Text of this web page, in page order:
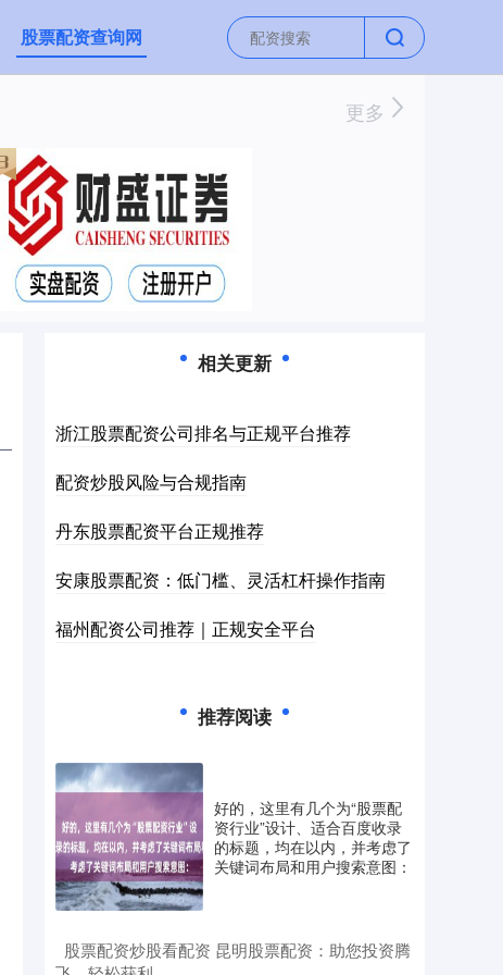
股票配资查询网
更多
相关更新
浙江股票配资公司排名与正规平台推荐
配资炒股风险与合规指南
丹东股票配资平台正规推荐
安康股票配资：低门槛、灵活杠杆操作指南
福州配资公司推荐｜正规安全平台
推荐阅读
好的，这里有几个为“股票配
资行业”设计、适合百度收录
的标题，均在以内，并考虑了
关键词布局和用户搜索意图：
​股票配资炒股看配资 昆明股票配资：助您投资腾